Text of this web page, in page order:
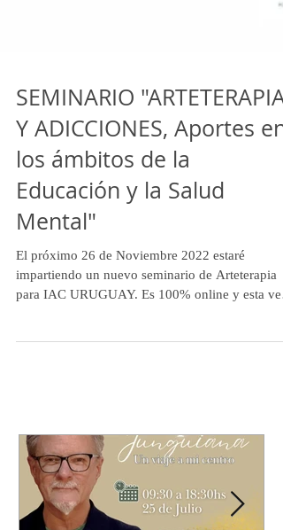
SEMINARIO "ARTETERAPIA
Y ADICCIONES, Aportes en
los ámbitos de la
Educación y la Salud
Mental"
El próximo 26 de Noviembre 2022 estaré